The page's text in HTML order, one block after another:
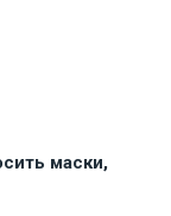
маски,